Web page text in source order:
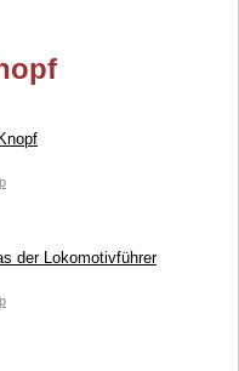
der Lokomotivführer